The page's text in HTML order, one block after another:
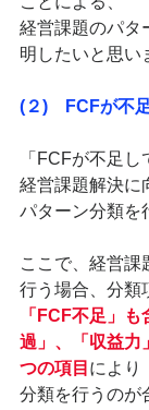
経営課題のパタ
明したいと思い
(２)　FCFが不
「FCFが不足し
経営課題解決に
パターン分類を
ここで、経営課
行う場合、分類
「FCF不足」
過」、「収益力
つの項目 により
分類を行うのが